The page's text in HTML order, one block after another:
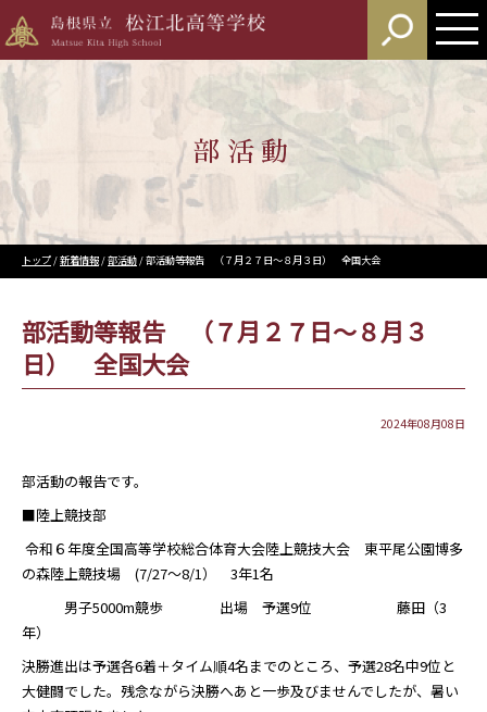
部活動
現
在
位
置：
トップ/新着情報/部活動/部活動等報告 （７月２７日～８月３日） 全国大会
部活動等報告 （７月２７日～８月３
日） 全国大会
2024年08月08日
部活動の報告です。
■陸上競技部
令和６年度全国高等学校総合体育大会陸上競技大会 東平尾公園博多
の森陸上競技場 (7/27～8/1） 3年1名
男子5000m競歩 出場 予選9位 藤田（3
年）
決勝進出は予選各6着＋タイム順4名までのところ、予選28名中9位と
大健闘でした。残念ながら決勝へあと一歩及びませんでしたが、暑い